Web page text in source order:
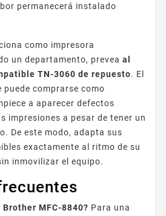
permanecerá instalado
como impresora
un departamento, prevea al
TN-3060 de repuesto. El
puede comprarse como
a aparecer defectos
impresiones a pesar de tener un
De este modo, adapta sus
exactamente al ritmo de su
inmovilizar el equipo.
MFC-8840? Para una